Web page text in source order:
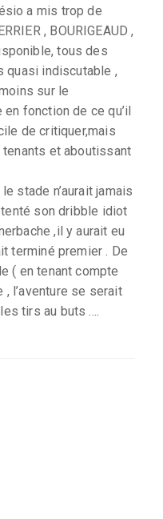
a mis trop de
, BOURIGEAUD ,
tous des
quasi indiscutable ,
sur le
fonction de ce qu’il
de critiquer,mais
et aboutissant
stade n’aurait jamais
tenté son dribble idiot
,il y aurait eu
terminé premier . De
( en tenant compte
l’aventure se serait
tirs au buts ....